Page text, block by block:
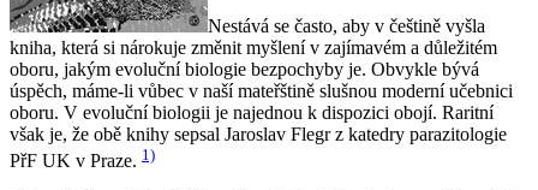
Nestává se často, aby v češtině vyšla
kniha, která si nárokuje změnit myšlení v zajímavém a důležitém
oboru, jakým evoluční biologie bezpochyby je. Obvykle bývá
úspěch, máme-li vůbec v naší mateřštině slušnou moderní učebnici
oboru. V evoluční biologii je najednou k dispozici obojí. Raritní
však je, že obě knihy sepsal Jaroslav Flegr z katedry parazitologie
PřF UK v Praze. 1)